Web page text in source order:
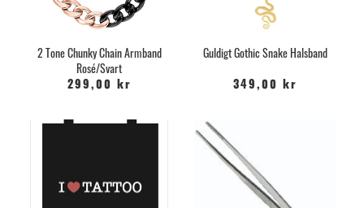
2 Tone Chunky Chain Armband
Rosé/Svart
299,00 kr
Guldigt Gothic Snake Halsband
349,00 kr